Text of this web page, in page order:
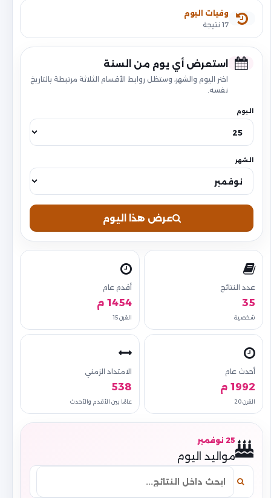
وفيات اليوم
17 نتيجة
استعرض أي يوم من السنة
اختر اليوم والشهر، وستظل روابط الأقسام الثلاثة مرتبطة بالتاريخ
نفسه.
اليوم
الشهر
عرض هذا اليوم
عدد النتائج
35
شخصية
أقدم عام
1454 م
القرن 15
أحدث عام
1992 م
القرن 20
الامتداد الزمني
538
عامًا بين الأقدم والأحدث
25 نوفمبر
مواليد اليوم